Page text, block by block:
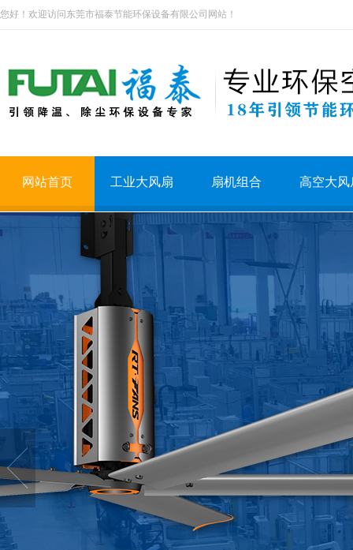
您好！欢迎访问东莞市福泰节能环保设备有限公司网站！
网站首页 工业大风扇 扇机组合 高空大风